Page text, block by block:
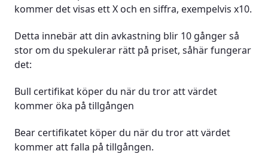
kommer det visas ett X och en siffra, exempelvis x10.
Detta innebär att din avkastning blir 10 gånger så
stor om du spekulerar rätt på priset, såhär fungerar
det:
Bull certifikat köper du när du tror att värdet
kommer öka på tillgången
Bear certifikatet köper du när du tror att värdet
kommer att falla på tillgången.